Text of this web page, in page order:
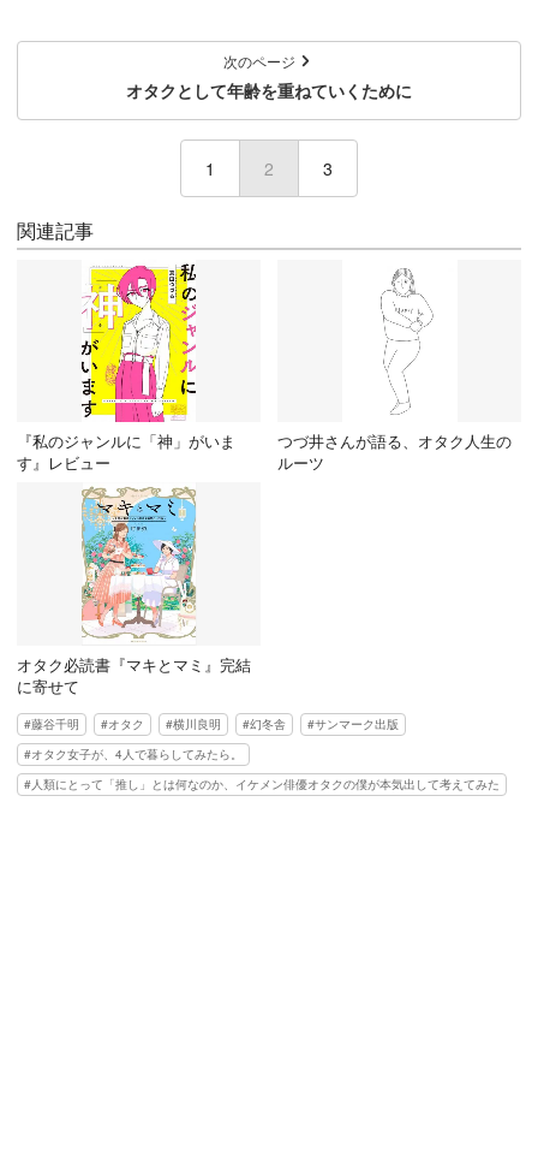
次のページ
オタクとして年齢を重ねていくために
1 2 (current)
3
関連記事
『私のジャンルに「神」がいま
す』レビュー
つづ井さんが語る、オタク人生の
ルーツ
オタク必読書『マキとマミ』完結
に寄せて
藤谷千明 オタク 横川良明 幻冬舎
サンマーク出版
オタク女子が、4人で暮らしてみたら。
人類にとって「推し」とは何なのか、イケメン俳優オタクの僕が本気出して考えてみた